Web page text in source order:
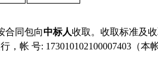
合同包向中标人收取。收取标准及
，帐 号: 173010102100007403（